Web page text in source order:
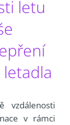
letu
vzdálenosti
v rámci